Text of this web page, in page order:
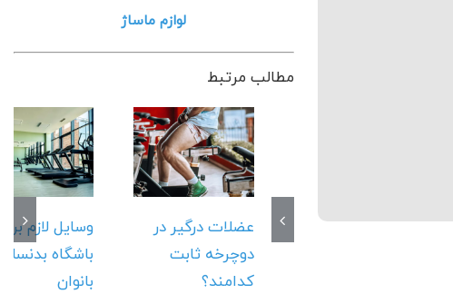
لوازم ماساژ
مطالب مرتبط
عضلات درگیر در
دوچرخه ثابت
کدامند؟
وسایل لازم
باشگاه
بانوان